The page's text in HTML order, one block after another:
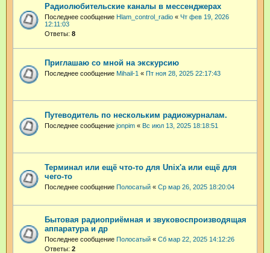
Радиолюбительские каналы в мессенджерах
Последнее сообщение Hlam_control_radio « Чт фев 19, 2026
12:11:03
Ответы: 8
Приглашаю со мной на экскурсию
Последнее сообщение Mihail-1 « Пт ноя 28, 2025 22:17:43
Путеводитель по нескольким радиожурналам.
Последнее сообщение jonpim « Вс июл 13, 2025 18:18:51
Терминал или ещё что-то для Unix'а или ещё для
чего-то
Последнее сообщение Полосатый « Ср мар 26, 2025 18:20:04
Бытовая радиоприёмная и звуковоспроизводящая
аппаратура и др
Последнее сообщение Полосатый « Сб мар 22, 2025 14:12:26
Ответы: 2